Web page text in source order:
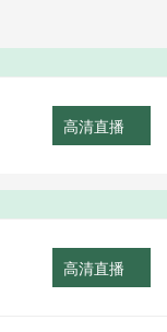
高清直播
高清直播